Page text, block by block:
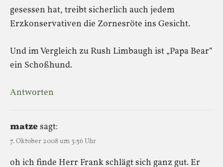
gesessen hat, treibt sicherlich auch jedem
Erzkonservativen die Zornesröte ins Gesicht.
Und im Vergleich zu Rush Limbaugh ist „Papa Bear“
ein Schoßhund.
Antworten
matzesagt:
7. Oktober 2008 um 3:56 Uhr
oh ich finde Herr Frank schlägt sich ganz gut. Er